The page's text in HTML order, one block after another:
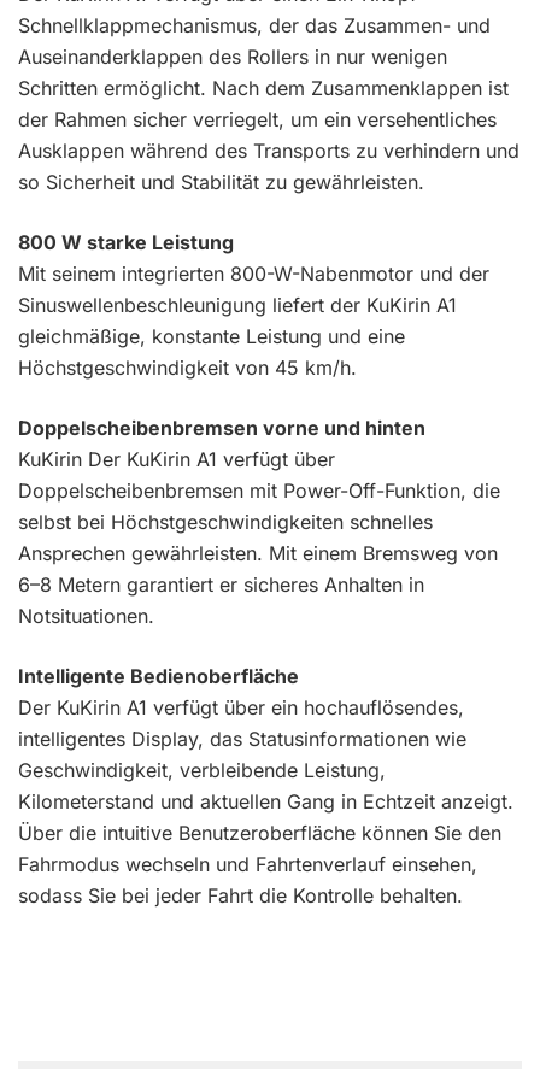
Schnellklappmechanismus, der das Zusammen- und
Auseinanderklappen des Rollers in nur wenigen
Schritten ermöglicht. Nach dem Zusammenklappen ist
der Rahmen sicher verriegelt, um ein versehentliches
Ausklappen während des Transports zu verhindern und
so Sicherheit und Stabilität zu gewährleisten.
800 W starke Leistung
Mit seinem integrierten 800-W-Nabenmotor und der
Sinuswellenbeschleunigung liefert der KuKirin A1
gleichmäßige, konstante Leistung und eine
Höchstgeschwindigkeit von 45 km/h.
Doppelscheibenbremsen vorne und hinten
KuKirin Der KuKirin A1 verfügt über
Doppelscheibenbremsen mit Power-Off-Funktion, die
selbst bei Höchstgeschwindigkeiten schnelles
Ansprechen gewährleisten. Mit einem Bremsweg von
6–8 Metern garantiert er sicheres Anhalten in
Notsituationen.
Intelligente Bedienoberfläche
Der KuKirin A1 verfügt über ein hochauflösendes,
intelligentes Display, das Statusinformationen wie
Geschwindigkeit, verbleibende Leistung,
Kilometerstand und aktuellen Gang in Echtzeit anzeigt.
Über die intuitive Benutzeroberfläche können Sie den
Fahrmodus wechseln und Fahrtenverlauf einsehen,
sodass Sie bei jeder Fahrt die Kontrolle behalten.